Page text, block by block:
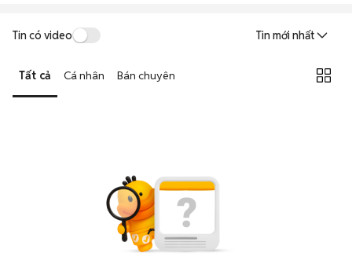
Tin có video Tin mới nhất
Tất cả Cá nhân Bán chuyên